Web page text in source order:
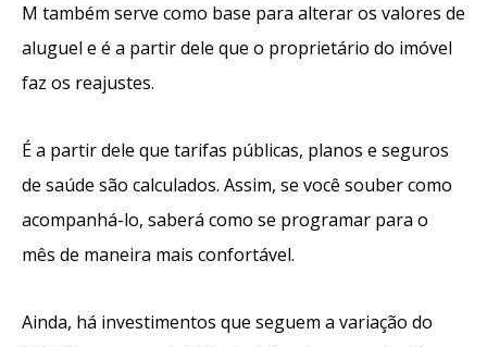
M também serve como base para alterar os valores de
aluguel e é a partir dele que o proprietário do imóvel
faz os reajustes.
É a partir dele que tarifas públicas, planos e seguros
de saúde são calculados. Assim, se você souber como
acompanhá-lo, saberá como se programar para o
mês de maneira mais confortável.
Ainda, há investimentos que seguem a variação do